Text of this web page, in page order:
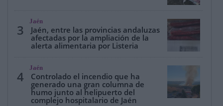
3
Jaén
Jaén, entre las provincias andaluzas
afectadas por la ampliación de la
alerta alimentaria por Listeria
4
Jaén
Controlado el incendio que ha
generado una gran columna de
humo junto al helipuerto del
complejo hospitalario de Jaén